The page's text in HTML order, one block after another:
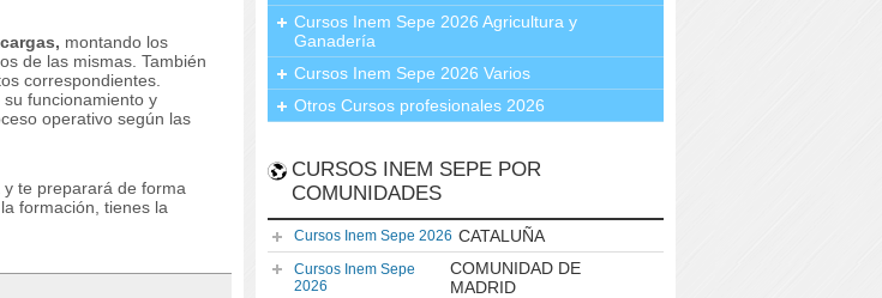
montando los
de las mismas. También
correspondientes.
funcionamiento y
operativo según las
te preparará de forma
formación, tienes la
Cursos Inem Sepe 2026 Agricultura y
Ganadería
Cursos Inem Sepe 2026 Varios
Otros Cursos profesionales 2026
CURSOS INEM SEPE POR
COMUNIDADES
Cursos Inem Sepe 2026 CATALUÑA
Cursos Inem Sepe
2026
COMUNIDAD DE
MADRID